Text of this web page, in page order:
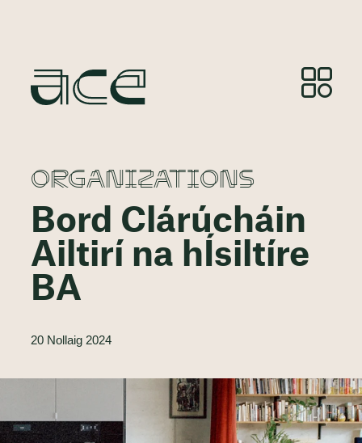
ORGANIZATIONS
Bord Clárúcháin
Ailtirí na hÍsiltíre
BA
20 Nollaig 2024